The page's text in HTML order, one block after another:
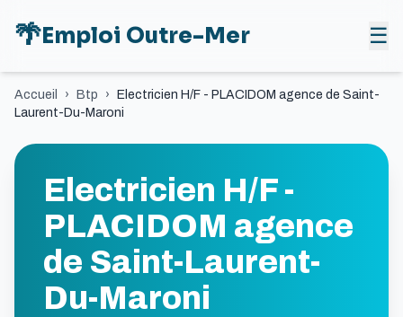
🌴Emploi Outre-Mer ☰
Accueil › Btp ›
Electricien H/F - PLACIDOM agence de Saint-
Laurent-Du-Maroni
Electricien H/F -
PLACIDOM agence
de Saint-Laurent-
Du-Maroni